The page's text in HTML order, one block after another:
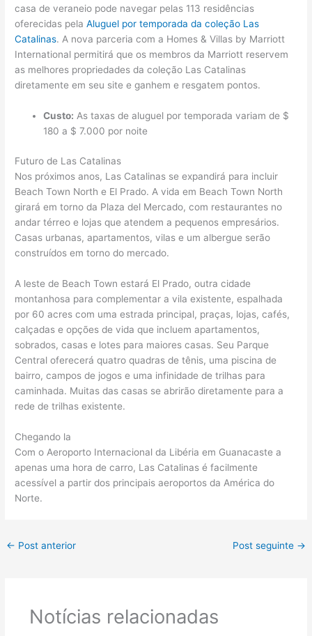
casa de veraneio pode navegar pelas 113 residências
oferecidas pelaAluguel por temporada da coleção Las
Catalinas. A nova parceria com a Homes & Villas by Marriott
International permitirá que os membros da Marriott reservem
as melhores propriedades da coleção Las Catalinas
diretamente em seu site e ganhem e resgatem pontos.
Custo: As taxas de aluguel por temporada variam de $
180 a $ 7.000 por noite
Futuro de Las Catalinas
Nos próximos anos, Las Catalinas se expandirá para incluir
Beach Town North e El Prado. A vida em Beach Town North
girará em torno da Plaza del Mercado, com restaurantes no
andar térreo e lojas que atendem a pequenos empresários.
Casas urbanas, apartamentos, vilas e um albergue serão
construídos em torno do mercado.
A leste de Beach Town estará El Prado, outra cidade
montanhosa para complementar a vila existente, espalhada
por 60 acres com uma estrada principal, praças, lojas, cafés,
calçadas e opções de vida que incluem apartamentos,
sobrados, casas e lotes para maiores casas. Seu Parque
Central oferecerá quatro quadras de tênis, uma piscina de
bairro, campos de jogos e uma infinidade de trilhas para
caminhada. Muitas das casas se abrirão diretamente para a
rede de trilhas existente.
Chegando la
Com o Aeroporto Internacional da Libéria em Guanacaste a
apenas uma hora de carro, Las Catalinas é facilmente
acessível a partir dos principais aeroportos da América do
Norte.
← Post anterior Post seguinte →
Notícias relacionadas